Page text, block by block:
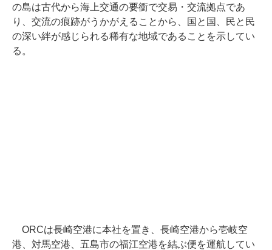
の島は古代から海上交通の要衝で交易・交流拠点であ
り、交流の痕跡がうかがえることから、国と国、民と民
の深い絆が感じられる稀有な地域であることを示してい
る。
ORCは長崎空港に本社を置き、長崎空港から壱岐空
港、対馬空港、五島市の福江空港を結ぶ便を運航してい